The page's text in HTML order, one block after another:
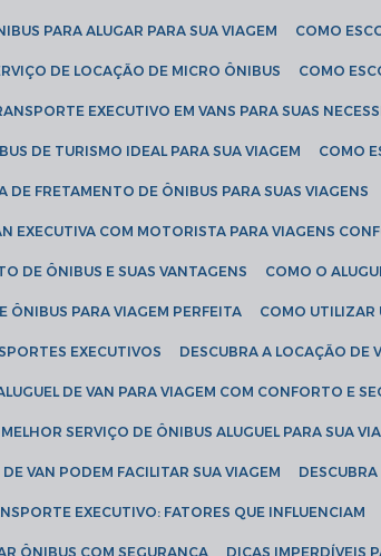
PARA ALUGAR PARA SUA VIAGEM COMO
DE LOCAÇÃO DE MICRO ÔNIBUS COMO
EXECUTIVO EM VANS PARA SUAS
DE TURISMO IDEAL PARA SUA VIAGEM COMO
DE FRETAMENTO DE ÔNIBUS PARA SUAS VIAGENS
EXECUTIVA COM MOTORISTA PARA VIAGENS
DE ÔNIBUS E SUAS VANTAGENS COMO O
ÔNIBUS PARA VIAGEM PERFEITA COMO
EXECUTIVOS DESCUBRA A LOCAÇÃO
DE VAN PARA VIAGEM COM CONFORTO E
SERVIÇO DE ÔNIBUS ALUGUEL PARA SUA
DE VAN PODEM FACILITAR SUA VIAGEM
EXECUTIVO: FATORES QUE INFLUENCIAM
ÔNIBUS COM SEGURANÇA DICAS IMPERDÍVEIS